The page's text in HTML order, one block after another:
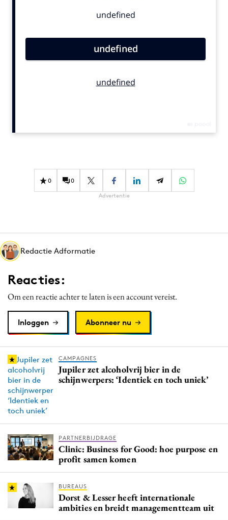
Artificial Intelligence
Influencer marketing
Interne communicatie
Media
Merkstrategie
PR
Programmatic
Reputatie & crisis
0 0
Advertentie
Redactie Adformatie
Reacties:
Om een reactie achter te laten is een account vereist.
Inloggen Abonneer nu
CAMPAGNES
Jupiler zet alcoholvrij bier in de
schijnwerpers: ‘Identiek en toch uniek’
PARTNERBIJDRAGE
Clinic: Business for Good: hoe purpose en
profit samen komen
BUREAUS
Dorst & Lesser heeft internationale
ambities en breidt managementteam uit